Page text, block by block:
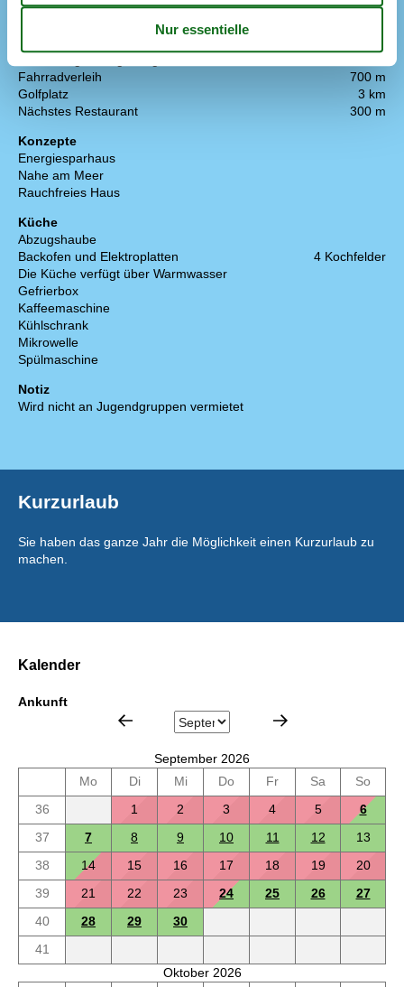
Die nächste Stadt
9 km
Entf. zum Wasser/Baden
Fahrradverleih
700 m
Golfplatz
3 km
Nächstes Restaurant
300 m
Konzepte
Energiesparhaus
Nahe am Meer
Rauchfreies Haus
Küche
Abzugshaube
Backofen und Elektroplatten
4 Kochfelder
Die Küche verfügt über Warmwasser
Gefrierbox
Kaffeemaschine
Kühlschrank
Mikrowelle
Spülmaschine
Notiz
Wird nicht an Jugendgruppen vermietet
Kurzurlaub
Sie haben das ganze Jahr die Möglichkeit einen Kurzurlaub zu
machen.
Kalender
Ankunft
September 2026
Mo
Di Mi Do Fr Sa
So
36
1 2 3 4 5
6
37
7 8 9 10 11 12
13
38
14 15 16 17 18 19
20
39
21 22 23 24 25 26
27
40
28 29
30
41
Oktober 2026